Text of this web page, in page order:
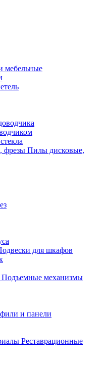
мебельные
Пилы дисковые,
для шкафов
Подъемные механизмы
и панели
Реставрационные